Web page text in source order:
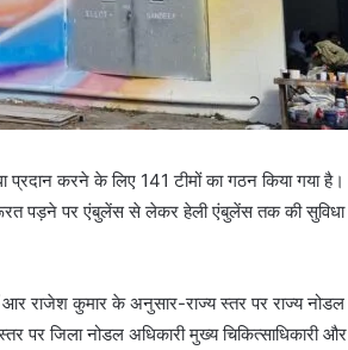
प्रदान करने के लिए 141 टीमों का गठन किया गया है।
पड़ने पर एंबुलेंस से लेकर हेली एंबुलेंस तक की सुविधा
आर राजेश कुमार के अनुसार-राज्य स्तर पर राज्य नोडल
पर जिला नोडल अधिकारी मुख्य चिकित्साधिकारी और